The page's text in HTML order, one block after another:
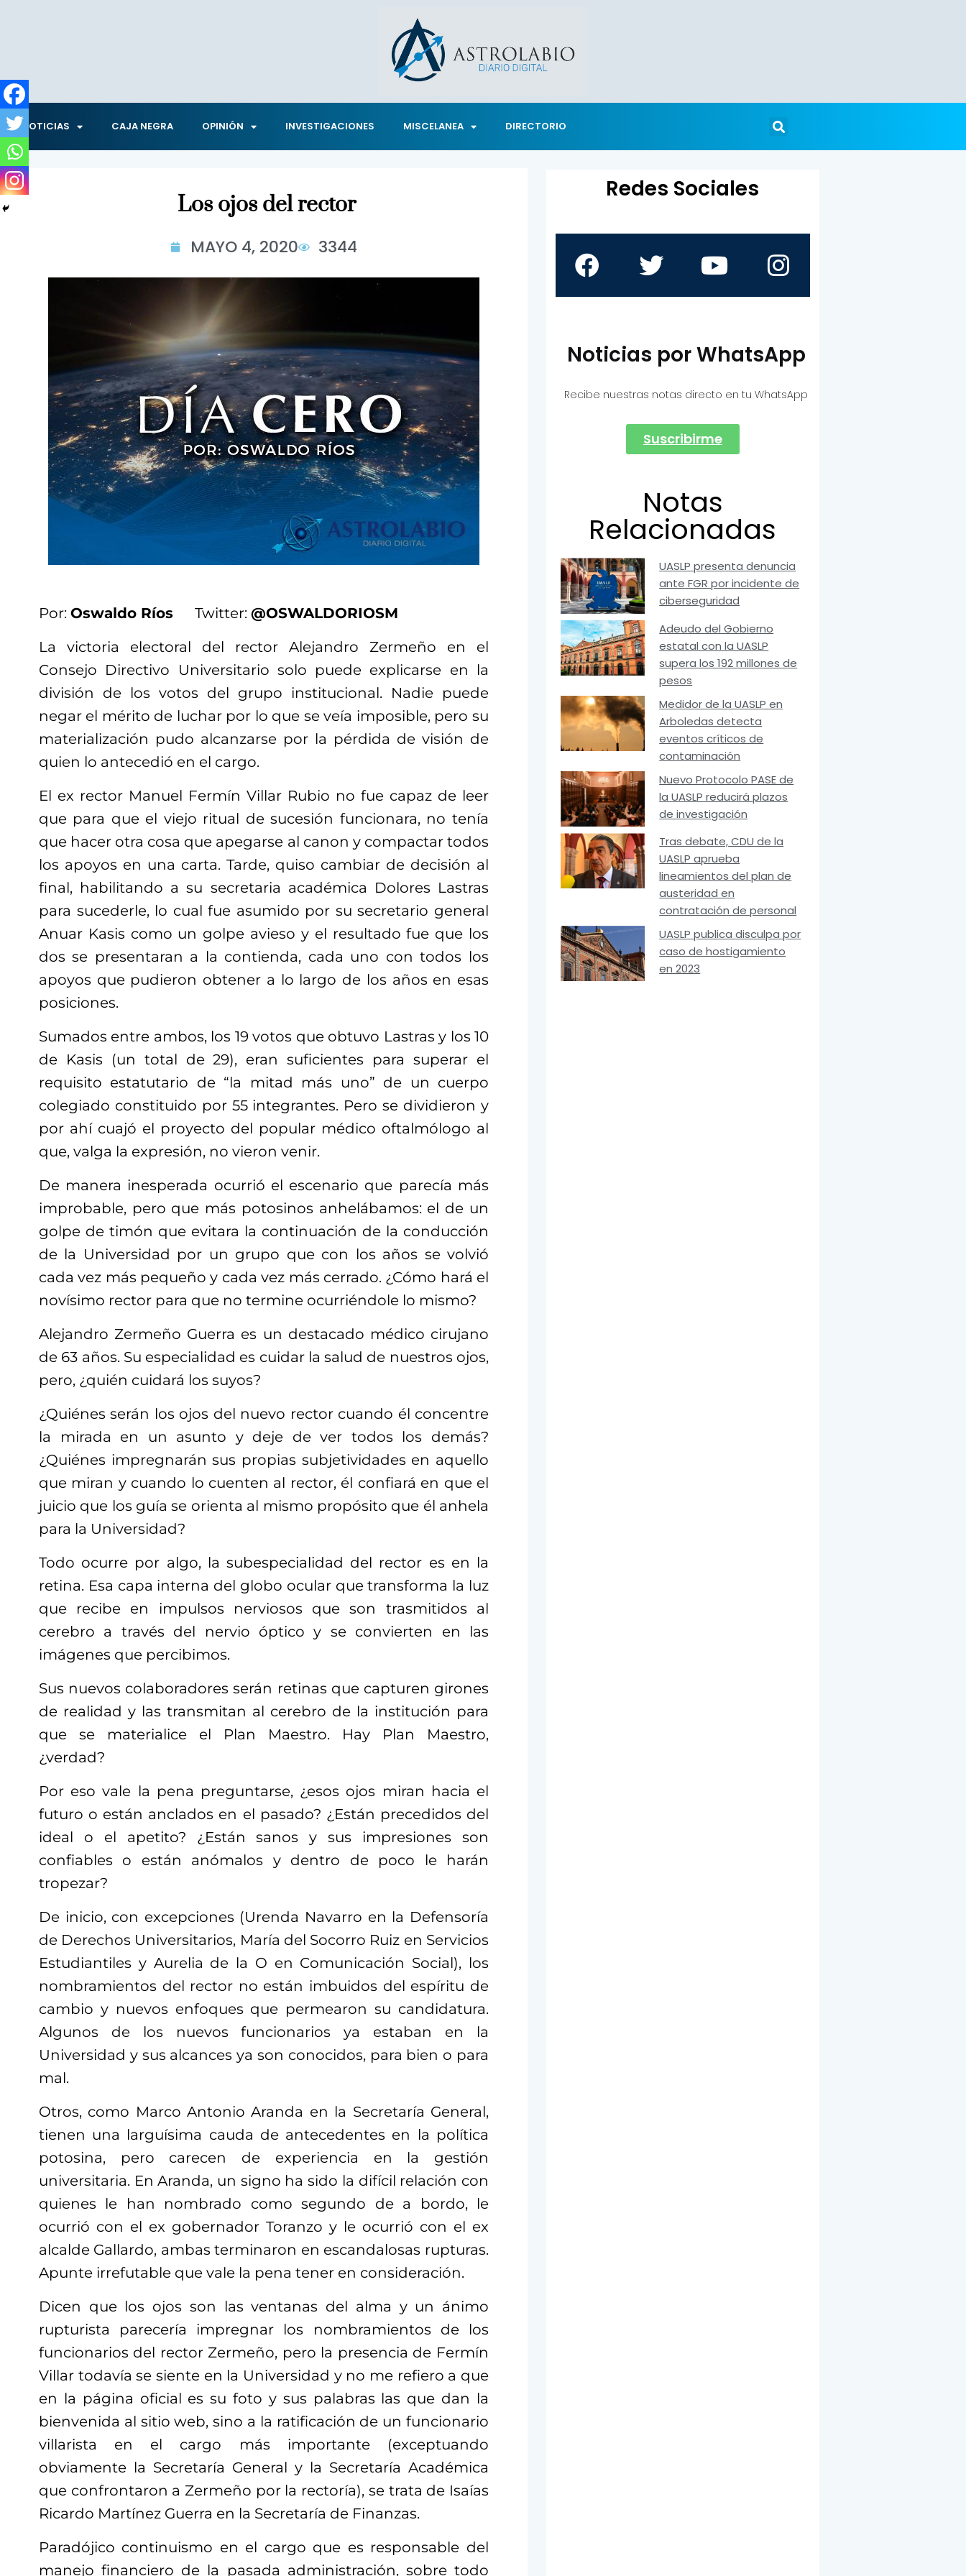
NOTICIAS CAJA NEGRA OPINIÓN INVESTIGACIONES MISCELANEA DIRECTORIO
Los ojos del rector
MAYO 4, 2020 3344
Por: Oswaldo Ríos Twitter: @OSWALDORIOSM
La victoria electoral del rector Alejandro Zermeño en el
Consejo Directivo Universitario solo puede explicarse en la
división de los votos del grupo institucional. Nadie puede
negar el mérito de luchar por lo que se veía imposible, pero su
materialización pudo alcanzarse por la pérdida de visión de
quien lo antecedió en el cargo.
El ex rector Manuel Fermín Villar Rubio no fue capaz de leer
que para que el viejo ritual de sucesión funcionara, no tenía
que hacer otra cosa que apegarse al canon y compactar todos
los apoyos en una carta. Tarde, quiso cambiar de decisión al
final, habilitando a su secretaria académica Dolores Lastras
para sucederle, lo cual fue asumido por su secretario general
Anuar Kasis como un golpe avieso y el resultado fue que los
dos se presentaran a la contienda, cada uno con todos los
apoyos que pudieron obtener a lo largo de los años en esas
posiciones.
Sumados entre ambos, los 19 votos que obtuvo Lastras y los 10
de Kasis (un total de 29), eran suficientes para superar el
requisito estatutario de “la mitad más uno” de un cuerpo
colegiado constituido por 55 integrantes. Pero se dividieron y
por ahí cuajó el proyecto del popular médico oftalmólogo al
que, valga la expresión, no vieron venir.
De manera inesperada ocurrió el escenario que parecía más
improbable, pero que más potosinos anhelábamos: el de un
golpe de timón que evitara la continuación de la conducción
de la Universidad por un grupo que con los años se volvió
cada vez más pequeño y cada vez más cerrado. ¿Cómo hará el
novísimo rector para que no termine ocurriéndole lo mismo?
Alejandro Zermeño Guerra es un destacado médico cirujano
de 63 años. Su especialidad es cuidar la salud de nuestros ojos,
pero, ¿quién cuidará los suyos?
¿Quiénes serán los ojos del nuevo rector cuando él concentre
la mirada en un asunto y deje de ver todos los demás?
¿Quiénes impregnarán sus propias subjetividades en aquello
que miran y cuando lo cuenten al rector, él confiará en que el
juicio que los guía se orienta al mismo propósito que él anhela
para la Universidad?
Todo ocurre por algo, la subespecialidad del rector es en la
retina. Esa capa interna del globo ocular que transforma la luz
que recibe en impulsos nerviosos que son trasmitidos al
cerebro a través del nervio óptico y se convierten en las
imágenes que percibimos.
Sus nuevos colaboradores serán retinas que capturen girones
de realidad y las transmitan al cerebro de la institución para
que se materialice el Plan Maestro. Hay Plan Maestro,
¿verdad?
Por eso vale la pena preguntarse, ¿esos ojos miran hacia el
futuro o están anclados en el pasado? ¿Están precedidos del
ideal o el apetito? ¿Están sanos y sus impresiones son
confiables o están anómalos y dentro de poco le harán
tropezar?
De inicio, con excepciones (Urenda Navarro en la Defensoría
de Derechos Universitarios, María del Socorro Ruiz en Servicios
Estudiantiles y Aurelia de la O en Comunicación Social), los
nombramientos del rector no están imbuidos del espíritu de
cambio y nuevos enfoques que permearon su candidatura.
Algunos de los nuevos funcionarios ya estaban en la
Universidad y sus alcances ya son conocidos, para bien o para
mal.
Otros, como Marco Antonio Aranda en la Secretaría General,
tienen una larguísima cauda de antecedentes en la política
potosina, pero carecen de experiencia en la gestión
universitaria. En Aranda, un signo ha sido la difícil relación con
quienes le han nombrado como segundo de a bordo, le
ocurrió con el ex gobernador Toranzo y le ocurrió con el ex
alcalde Gallardo, ambas terminaron en escandalosas rupturas.
Apunte irrefutable que vale la pena tener en consideración.
Dicen que los ojos son las ventanas del alma y un ánimo
rupturista parecería impregnar los nombramientos de los
funcionarios del rector Zermeño, pero la presencia de Fermín
Villar todavía se siente en la Universidad y no me refiero a que
en la página oficial es su foto y sus palabras las que dan la
bienvenida al sitio web, sino a la ratificación de un funcionario
villarista en el cargo más importante (exceptuando
obviamente la Secretaría General y la Secretaría Académica
que confrontaron a Zermeño por la rectoría), se trata de Isaías
Ricardo Martínez Guerra en la Secretaría de Finanzas.
Paradójico continuismo en el cargo que es responsable del
manejo financiero de la pasada administración, sobre todo
Redes Sociales
Noticias por WhatsApp
Recibe nuestras notas directo en tu WhatsApp
Suscribirme
Notas
Relacionadas
UASLP presenta denuncia
ante FGR por incidente de
ciberseguridad
Adeudo del Gobierno
estatal con la UASLP
supera los 192 millones de
pesos
Medidor de la UASLP en
Arboledas detecta
eventos críticos de
contaminación
Nuevo Protocolo PASE de
la UASLP reducirá plazos
de investigación
Tras debate, CDU de la
UASLP aprueba
lineamientos del plan de
austeridad en
contratación de personal
UASLP publica disculpa por
caso de hostigamiento
en 2023